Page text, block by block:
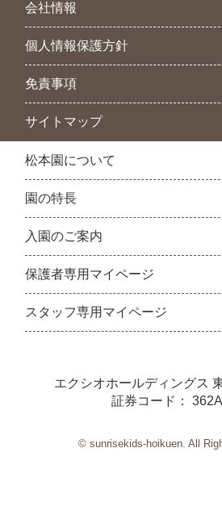
会社情報
個人情報保護方針
免責事項
サイトマップ
松本園について
園の特長
入園のご案内
保護者専用マイページ
スタッフ専用マイページ
エクシオホールディングス
証券コード：
© sunrisekids-hoikuen. All